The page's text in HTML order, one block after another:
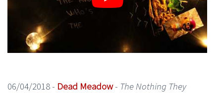
06/04/2018 - Dead Meadow- The Nothing They